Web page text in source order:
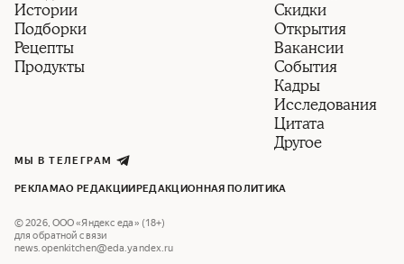
Истории
Подборки
Рецепты
Продукты
Скидки
Открытия
Вакансии
События
Кадры
Исследования
Цитата
Другое
МЫ В ТЕЛЕГРАМ
РЕКЛАМАО РЕДАКЦИИРЕДАКЦИОННАЯ ПОЛИТИКА
©2026, ООО «Яндекс еда» (18+)
для обратной связи
news.openkitchen@eda.yandex.ru